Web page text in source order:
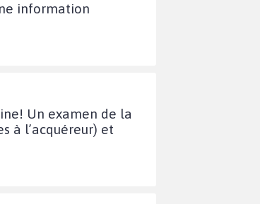
information
Un examen de la
à l’acquéreur) et